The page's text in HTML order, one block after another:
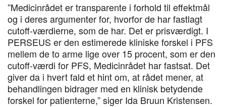
”Medicinrådet er transparente i forhold til effektmål
og i deres argumenter for, hvorfor de har fastlagt
cutoff-værdierne, som de har. Det er prisværdigt. I
PERSEUS er den estimerede kliniske forskel i PFS
mellem de to arme lige over 15 procent, som er den
cutoff-værdi for PFS, Medicinrådet har fastsat. Det
giver da i hvert fald et hint om, at rådet mener, at
behandlingen bidrager med en klinisk betydende
forskel for patienterne,” siger Ida Bruun Kristensen.